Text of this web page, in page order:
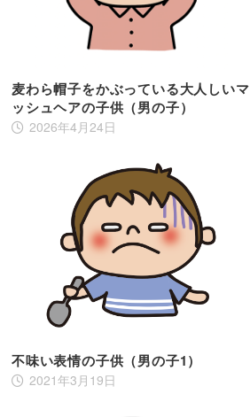
麦わら帽子をかぶっている大人しいマ
ッシュヘアの子供（男の子）
2026年4月24日
不味い表情の子供（男の子1）
2021年3月19日